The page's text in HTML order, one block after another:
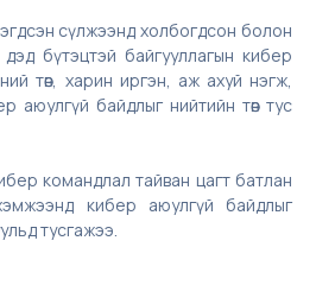
сүлжээнд холбогдсон болон
бүтэцтэй байгууллагын кибер
төв, харин иргэн, аж ахуй нэгж,
аюулгүй байдлыг нийтийн төв тус
командлал тайван цагт батлан
кибер аюулгүй байдлыг
тусгажээ.